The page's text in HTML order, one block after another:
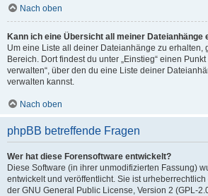
Nach oben
Kann ich eine Übersicht all meiner Dateianhänge
Um eine Liste all deiner Dateianhänge zu erhalten,
Bereich. Dort findest du unter „Einstieg“ einen
verwalten“, über den du eine Liste deiner
verwalten kannst.
Nach oben
phpBB betreffende Fragen
Wer hat diese Forensoftware entwickelt?
Diese Software (in ihrer unmodifizierten Fassung)
entwickelt und veröffentlicht. Sie ist
der GNU General Public License, Version 2 (GPL-